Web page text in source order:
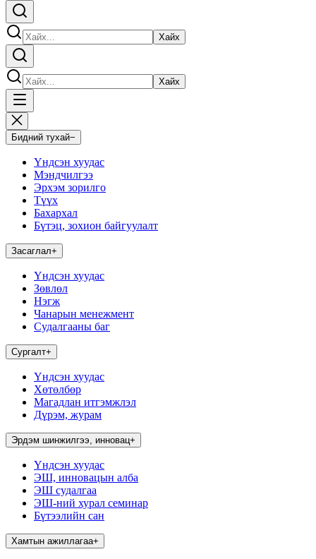
Хайх
Хайх
Бидний тухай−
Үндсэн хуудас
Мэндчилгээ
Эрхэм зорилго
Түүх
Бахархал
Бүтэц, зохион байгуулалт
Засаглал+
Үндсэн хуудас
Зөвлөл
Нэгж
Чанарын менежмент
Судалгааны баг
Сургалт+
Үндсэн хуудас
Хөтөлбөр
Магадлан итгэмжлэл
Дүрэм, журам
Эрдэм шинжилгээ, инновац+
Үндсэн хуудас
ЭШ, инновацын алба
ЭШ судалгаа
ЭШ-ний хурал семинар
Бүтээлийн сан
Хамтын ажиллагаа+